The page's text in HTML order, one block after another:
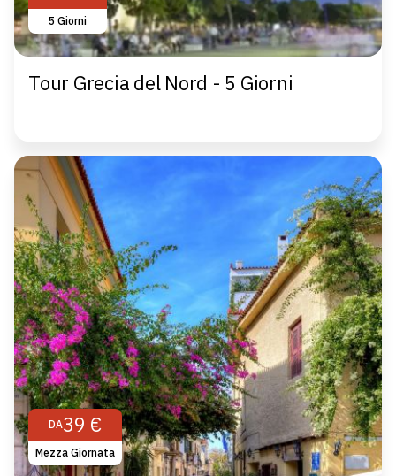
5 Giorni
Tour Grecia del Nord - 5 Giorni
DA39 €
Mezza Giornata